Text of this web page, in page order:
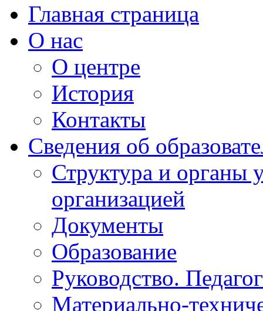
Главная страница
О нас
О центре
История
Контакты
Сведения об
Структура и органы
организацией
Документы
Образование
Руководство.
Материально-